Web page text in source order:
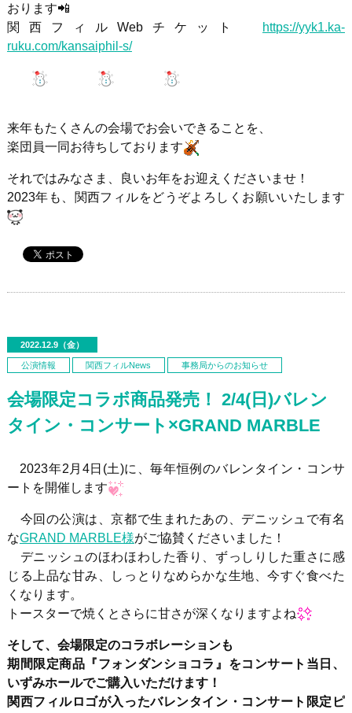
おります📲
関西フィルWebチケット
https://yyk1.ka-
ruku.com/kansaiphil-s/
来年もたくさんの会場でお会いできることを、
楽団員一同お待ちしております
それではみなさま、良いお年をお迎えくださいませ！
2023年も、関西フィルをどうぞよろしくお願いいたします
2022.12.9（金）
公演情報 関西フィルNews 事務局からのお知らせ
会場限定コラボ商品発売！ 2/4(日)バレン
タイン・コンサート×GRAND MARBLE
2023年2 月 4日 (土)に
、毎年恒例のバレンタイン・コンサ
ートを開催します
今回の公演は、京都で生まれたあの、デニッシュで有名
なGRAND MARBLE様がご協賛くださいました！
デニッシュのほわほわした香り、ずっしりした重さに感
じる上品な甘み、しっとりなめらかな生地、今すぐ食べた
くなります。
トースターで焼くとさらに甘さが深くなりますよね
そして、会場限定のコラボレーションも
期間限定商品『フォンダンショコラ』をコンサート当日、
いずみホールでご購入いただけます！
関西フィルロゴが入ったバレンタイン・コンサート限定ピ